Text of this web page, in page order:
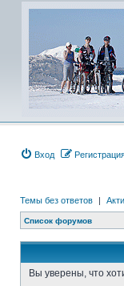
Вход
Темы без ответов |
Список форумов
Вы уверены, что